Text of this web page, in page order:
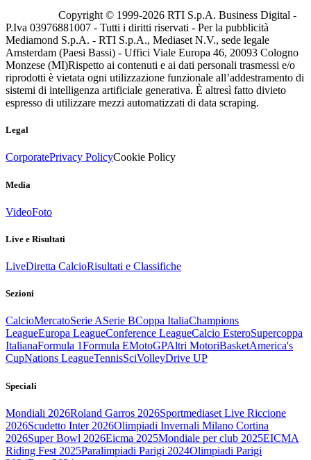
Copyright © 1999-2026 RTI S.p.A. Business Digital -
P.Iva 03976881007 - Tutti i diritti riservati - Per la pubblicità
Mediamond S.p.A. - RTI S.p.A., Mediaset N.V., sede legale
Amsterdam (Paesi Bassi) - Uffici Viale Europa 46, 20093 Cologno
Monzese (MI)Rispetto ai contenuti e ai dati personali trasmessi e/o
riprodotti è vietata ogni utilizzazione funzionale all’addestramento di
sistemi di intelligenza artificiale generativa. È altresì fatto divieto
espresso di utilizzare mezzi automatizzati di data scraping.
Legal
CorporatePrivacy PolicyCookie Policy
Media
VideoFoto
Live e Risultati
LiveDiretta CalcioRisultati e Classifiche
Sezioni
CalcioMercatoSerie ASerie BCoppa ItaliaChampions
LeagueEuropa LeagueConference LeagueCalcio EsteroSupercoppa
ItalianaFormula 1Formula EMotoGPAltri MotoriBasketAmerica's
CupNations LeagueTennisSciVolleyDrive UP
Speciali
Mondiali 2026Roland Garros 2026Sportmediaset Live Riccione
2026Scudetto Inter 2026Olimpiadi Invernali Milano Cortina
2026Super Bowl 2026Eicma 2025Mondiale per club 2025EICMA
Riding Fest 2025Paralimpiadi Parigi 2024Olimpiadi Parigi